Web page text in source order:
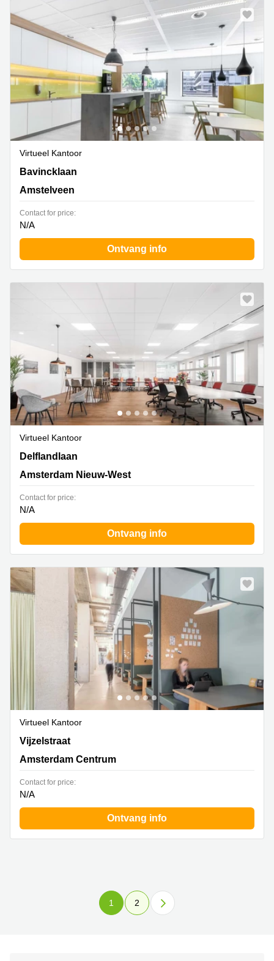
Virtueel Kantoor
Bavincklaan 7, Amstelveen
Bavincklaan
Amstelveen
Contact for price:
N/A
Ontvang info
Virtueel Kantoor
Delflandlaan 1, Amsterdam Nieuw-West
Delflandlaan
Amsterdam Nieuw-West
Contact for price:
N/A
Ontvang info
Virtueel Kantoor
Vijzelstraat 68-78, Amsterdam Centrum
Vijzelstraat
Amsterdam Centrum
Contact for price:
N/A
Ontvang info
1 2